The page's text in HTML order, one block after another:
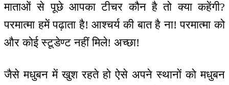
माताओं से पूछे आपका टीचर कौन है तो क्या कहेंगी?
परमात्मा हमें पढ़ाता है! आश्चर्य की बात है ना! परमात्मा को
और कोई स्टूडेण्ट नहीं मिले! अच्छा!
जैसे मधुबन में खुश रहते हो ऐसे अपने स्थानों को मधुबन